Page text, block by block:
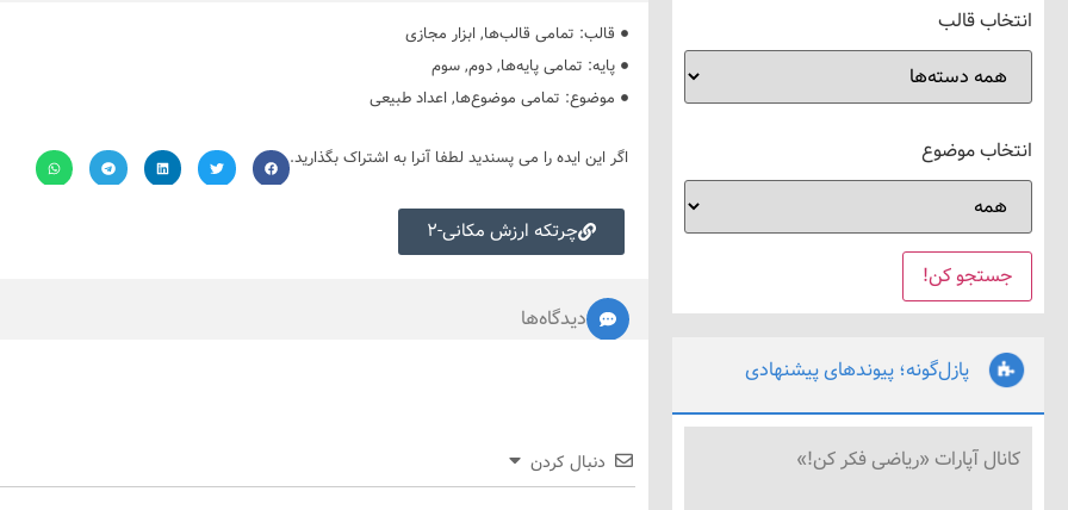
انتخاب قالب
انتخاب موضوع
پازل‌گونه؛ پیوندهای پیشنهادی
کانال آپارات «ریاضی فکر کن!»
قالب: تمامی قالب‌ها,ابزار مجازی
پایه: تمامی پایه‌ها,دوم,سوم
موضوع: تمامی موضوع‌ها,اعداد طبیعی
اگر این ایده را می پسندید لطفا آنرا به اشتراک بگذارید.
چرتکه ارزش مکانی-۲
دیدگاه‌ها
دنبال کردن